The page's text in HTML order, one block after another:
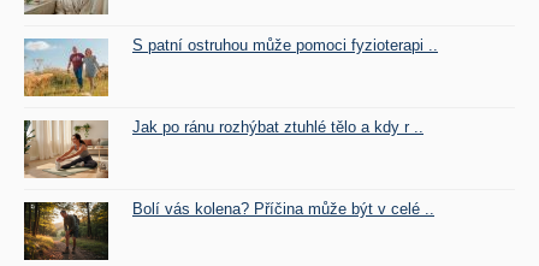
S patní ostruhou může pomoci fyzioterapi ..
Jak po ránu rozhýbat ztuhlé tělo a kdy r ..
Bolí vás kolena? Příčina může být v celé ..